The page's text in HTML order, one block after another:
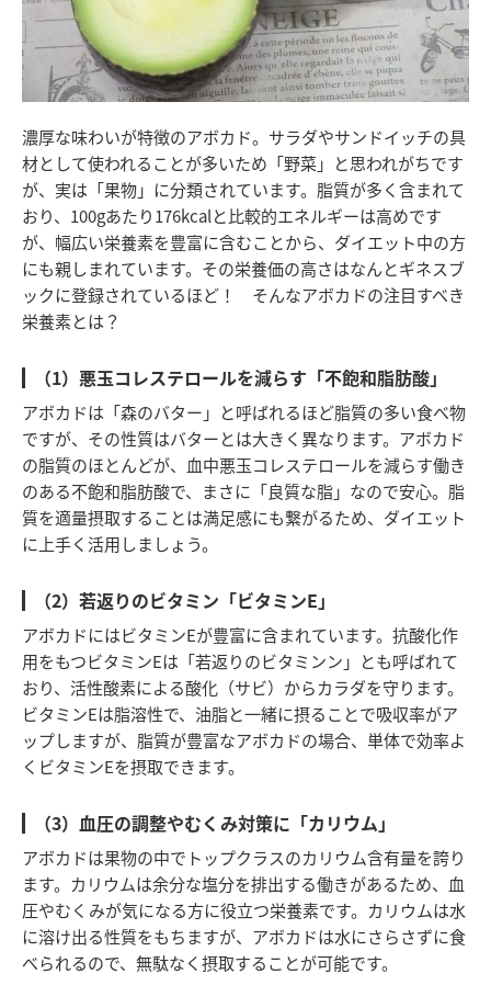
濃厚な味わいが特徴のアボカド。サラダやサンドイッチの具
材として使われることが多いため「野菜」と思われがちです
が、実は「果物」に分類されています。脂質が多く含まれて
おり、100gあたり176kcalと比較的エネルギーは高めです
が、幅広い栄養素を豊富に含むことから、ダイエット中の方
にも親しまれています。その栄養価の高さはなんとギネスブ
ックに登録されているほど！ そんなアボカドの注目すべき
栄養素とは？
（1）悪玉コレステロールを減らす「不飽和脂肪酸」
アボカドは「森のバター」と呼ばれるほど脂質の多い食べ物
ですが、その性質はバターとは大きく異なります。アボカド
の脂質のほとんどが、血中悪玉コレステロールを減らす働き
のある不飽和脂肪酸で、まさに「良質な脂」なので安心。脂
質を適量摂取することは満足感にも繋がるため、ダイエット
に上手く活用しましょう。
（2）若返りのビタミン「ビタミンE」
アボカドにはビタミンEが豊富に含まれています。抗酸化作
用をもつビタミンEは「若返りのビタミンン」とも呼ばれて
おり、活性酸素による酸化（サビ）からカラダを守ります。
ビタミンEは脂溶性で、油脂と一緒に摂ることで吸収率がア
ップしますが、脂質が豊富なアボカドの場合、単体で効率よ
くビタミンEを摂取できます。
（3）血圧の調整やむくみ対策に「カリウム」
アボカドは果物の中でトップクラスのカリウム含有量を誇り
ます。カリウムは余分な塩分を排出する働きがあるため、血
圧やむくみが気になる方に役立つ栄養素です。カリウムは水
に溶け出る性質をもちますが、アボカドは水にさらさずに食
べられるので、無駄なく摂取することが可能です。